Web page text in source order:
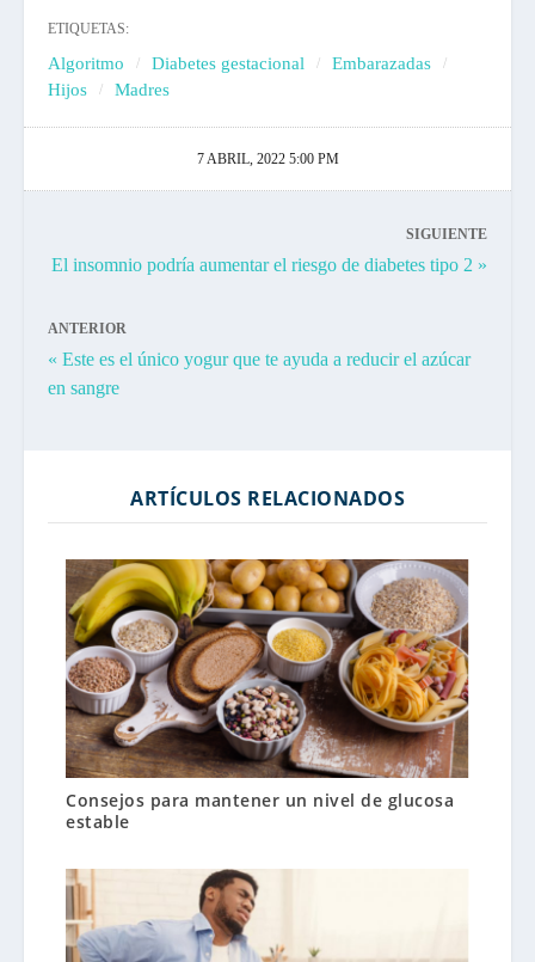
ETIQUETAS:
Algoritmo Diabetes gestacional
Embarazadas
Hijos
Madres
7 ABRIL, 2022 5:00 PM
SIGUIENTE
El insomnio podría aumentar el riesgo de diabetes tipo 2 »
ANTERIOR
« Este es el único yogur que te ayuda a reducir el azúcar
en sangre
ARTÍCULOS RELACIONADOS
Consejos para mantener un nivel de glucosa
estable